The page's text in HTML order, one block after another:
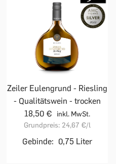
Zeiler Eulengrund - Riesling
- Qualitätswein - trocken
18,50 €
inkl. MwSt.
Grundpreis: 24,67 €/l
Gebinde: 0,75 Liter